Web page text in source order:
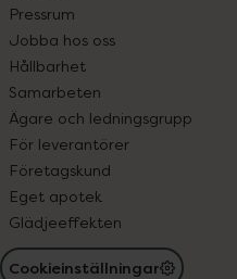
Pressrum
Jobba hos oss
Hållbarhet
Samarbeten
Ägare och ledningsgrupp
För leverantörer
Företagskund
Eget apotek
Glädjeeffekten
Cookieinställningar